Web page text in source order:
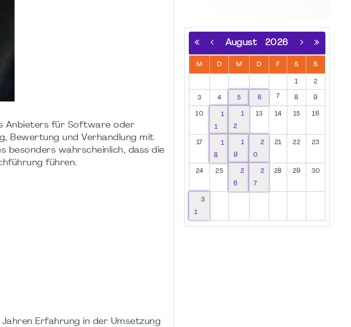
Anbieters für Software oder
Bewertung und Verhandlung mit
besonders wahrscheinlich, dass die
führen.
Erfahrung in der Umsetzung
August 2026
M D M D F S S
1 2
3 4 5 6 7 8 9
10
1
1
1
2
13 14 15 16
17
1
8
1
9
2
0
21 22 23
24 25
2
6
2
7
28 29 30
3
1